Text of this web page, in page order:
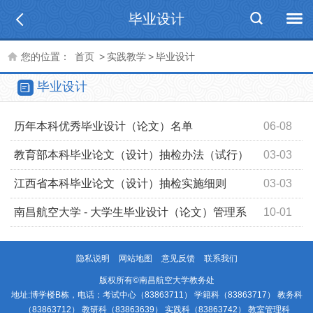
毕业设计
您的位置： 首页 > 实践教学>毕业设计
毕业设计
06-08
历年本科优秀毕业设计（论文）名单
03-03
教育部本科毕业论文（设计）抽检办法（试行）
03-03
江西省本科毕业论文（设计）抽检实施细则
10-01
南昌航空大学 - 大学生毕业设计（论文）管理系
统​
隐私说明 网站地图 意见反馈 联系我们
版权所有©南昌航空大学教务处
地址:博学楼B栋，电话：考试中心（83863711） 学籍科（83863717） 教务科
（83863712） 教研科（83863639） 实践科（83863742） 教室管理科